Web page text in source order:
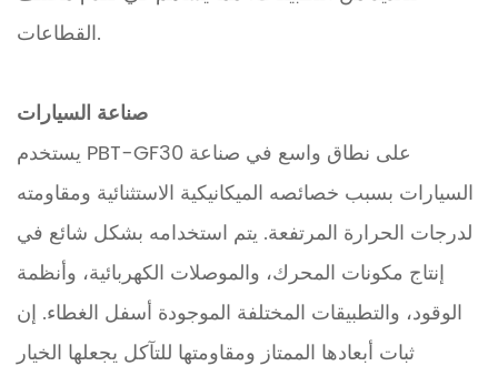
القطاعات.
صناعة السيارات
يستخدم PBT-GF30 على نطاق واسع في صناعة
السيارات بسبب خصائصه الميكانيكية الاستثنائية ومقاومته
لدرجات الحرارة المرتفعة. يتم استخدامه بشكل شائع في
إنتاج مكونات المحرك، والموصلات الكهربائية، وأنظمة
الوقود، والتطبيقات المختلفة الموجودة أسفل الغطاء. إن
ثبات أبعادها الممتاز ومقاومتها للتآكل يجعلها الخيار